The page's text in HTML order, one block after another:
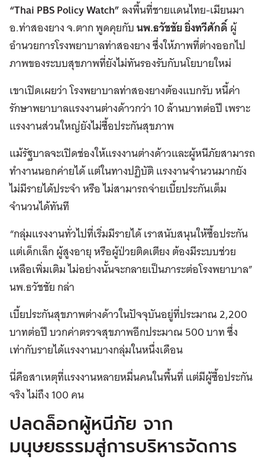
“Thai PBS Policy Watch”ลงพื้นที่ชายแดนไทย-เมียนมา
อ.ท่าสองยาง จ.ตาก พูดคุยกับนพ.ธวัชชัย ยิ่งทวีศักดิ์ผู้
อำนวยการโรงพยาบาลท่าสองยาง ซึ่งให้ภาพที่ต่างออกไป
ภาพของระบบสุขภาพที่ยังไม่ทันรองรับกับนโยบายใหม่
เขาเปิดเผยว่า โรงพยาบาลท่าสองยางต้องแบกรับ หนี้ค่า
รักษาพยาบาลแรงงานต่างด้าวกว่า 10 ล้านบาทต่อปี เพราะ
แรงงานส่วนใหญ่ยังไม่ซื้อประกันสุขภาพ
แม้รัฐบาลจะเปิดช่องให้แรงงานต่างด้าวและผู้หนีภัยสามารถ
ทำงานนอกค่ายได้ แต่ในทางปฏิบัติ แรงงานจำนวนมากยัง
ไม่มีรายได้ประจำ หรือ ไม่สามารถจ่ายเบี้ยประกันเต็ม
จำนวนได้ทันที
“กลุ่มแรงงานทั่วไปที่เริ่มมีรายได้ เราสนับสนุนให้ซื้อประกัน
แต่เด็กเล็ก ผู้สูงอายุ หรือผู้ป่วยติดเตียง ต้องมีระบบช่วย
เหลือเพิ่มเติม ไม่อย่างนั้นจะกลายเป็นภาระต่อโรงพยาบาล”
นพ.ธวัชชัย กล่า
เบี้ยประกันสุขภาพต่างด้าวในปัจจุบันอยู่ที่ประมาณ 2,200
บาทต่อปี บวกค่าตรวจสุขภาพอีกประมาณ 500 บาท ซึ่ง
เท่ากับรายได้แรงงานบางกลุ่มในหนึ่งเดือน
นี่คือสาเหตุที่แรงงานหลายหมื่นคนในพื้นที่ แต่มีผู้ซื้อประกัน
จริง ไม่ถึง 100 คน
ปลดล็อกผู้หนีภัย จาก
มนุษยธรรมสู่การบริหารจัดการ